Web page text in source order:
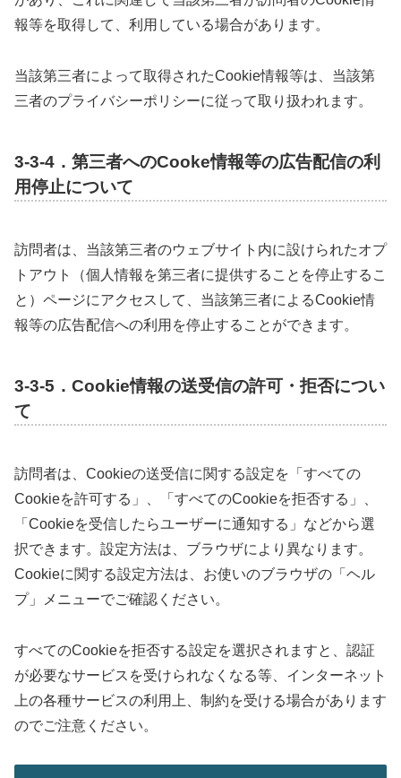
報等を取得して、利用している場合があります。
当該第三者によって取得されたCookie情報等は、当該第
三者のプライバシーポリシーに従って取り扱われます。
3-3-4．第三者へのCooke情報等の広告配信の利
用停止について
訪問者は、当該第三者のウェブサイト内に設けられたオプ
トアウト（個人情報を第三者に提供することを停止するこ
と）ページにアクセスして、当該第三者によるCookie情
報等の広告配信への利用を停止することができます。
3-3-5．Cookie情報の送受信の許可・拒否につい
て
訪問者は、Cookieの送受信に関する設定を「すべての
Cookieを許可する」、「すべてのCookieを拒否する」、
「Cookieを受信したらユーザーに通知する」などから選
択できます。設定方法は、ブラウザにより異なります。
Cookieに関する設定方法は、お使いのブラウザの「ヘル
プ」メニューでご確認ください。
すべてのCookieを拒否する設定を選択されますと、認証
が必要なサービスを受けられなくなる等、インターネット
上の各種サービスの利用上、制約を受ける場合があります
のでご注意ください。